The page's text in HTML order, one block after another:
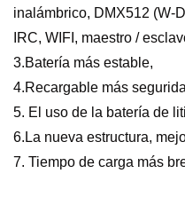
inalámbrico, DMX512 (W-
IRC, WIFI, maestro /
3.Batería más estable,
4.Recargable más
5. El uso de la batería de
6.La nueva estructura,
7. Tiempo de carga más